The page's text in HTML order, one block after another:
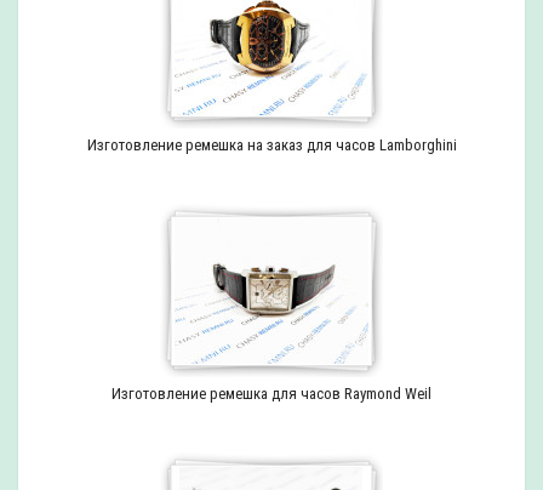
Изготовление ремешка на заказ для часов Lamborghini
Изготовление ремешка для часов Raymond Weil